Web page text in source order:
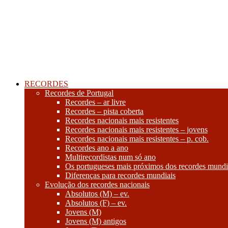
RECORDES
Recordes de Portugal
Recordes – ar livre
Recordes – pista coberta
Recordes nacionais mais resistentes
Recordes nacionais mais resistentes – jovens
Recordes nacionais mais resistentes – p. cob.
Recordes ano a ano
Multirecordistas num só ano
Os portugueses mais próximos dos recordes
Diferenças para recordes mundiais
Evolução dos recordes nacionais
Absolutos (M) – ev.
Absolutos (F) – ev.
Jovens (M)
Jovens (M) antigos